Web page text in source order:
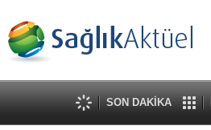
SON DAKİKA